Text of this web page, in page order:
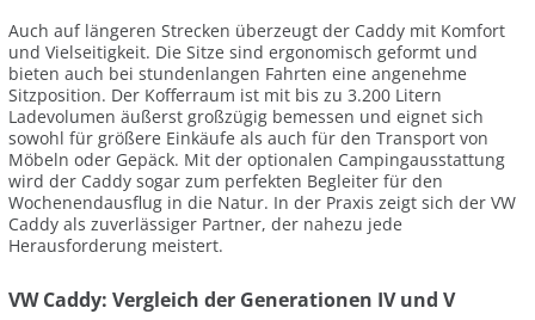
Auch auf längeren Strecken überzeugt der Caddy mit Komfort
und Vielseitigkeit. Die Sitze sind ergonomisch geformt und
bieten auch bei stundenlangen Fahrten eine angenehme
Sitzposition. Der Kofferraum ist mit bis zu 3.200 Litern
Ladevolumen äußerst großzügig bemessen und eignet sich
sowohl für größere Einkäufe als auch für den Transport von
Möbeln oder Gepäck. Mit der optionalen Campingausstattung
wird der Caddy sogar zum perfekten Begleiter für den
Wochenendausflug in die Natur. In der Praxis zeigt sich der VW
Caddy als zuverlässiger Partner, der nahezu jede
Herausforderung meistert.
VW Caddy: Vergleich der Generationen IV und V